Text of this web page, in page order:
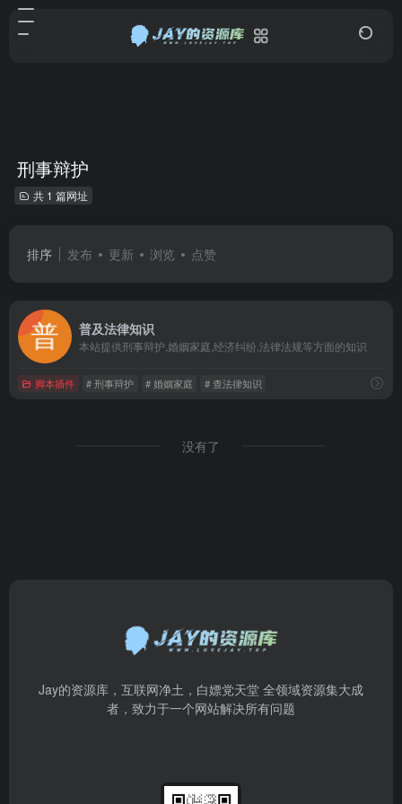
刑事辩护
共 1 篇网址
排序 发布 更新 浏览 点赞
普及法律知识
本站提供刑事辩护,婚姻家庭,经济纠纷,法律法规等方面的知识
脚本插件 # 刑事辩护 # 婚姻家庭 # 查法律知识
没有了
Jay的资源库，互联网净土，白嫖党天堂 全领域资源集大成
者，致力于一个网站解决所有问题